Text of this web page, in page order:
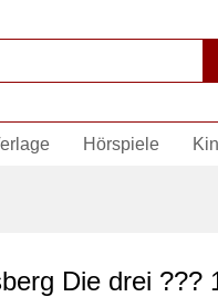
Hörspiele
Die drei ???